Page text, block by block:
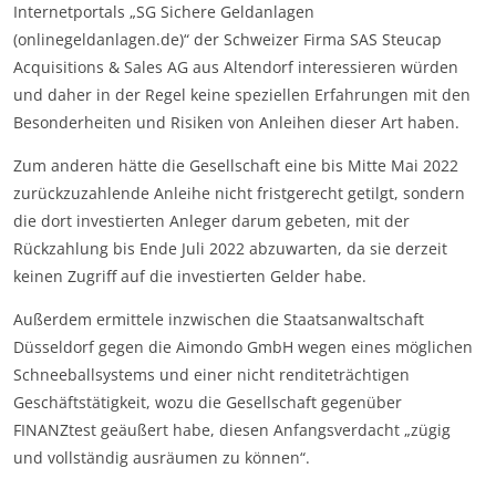
Internetportals „SG Sichere Geldanlagen
(onlinegeldanlagen.de)“ der Schweizer Firma SAS Steucap
Acquisitions & Sales AG aus Altendorf interessieren würden
und daher in der Regel keine speziellen Erfahrungen mit den
Besonderheiten und Risiken von Anleihen dieser Art haben.
Zum anderen hätte die Gesellschaft eine bis Mitte Mai 2022
zurückzuzahlende Anleihe nicht fristgerecht getilgt, sondern
die dort investierten Anleger darum gebeten, mit der
Rückzahlung bis Ende Juli 2022 abzuwarten, da sie derzeit
keinen Zugriff auf die investierten Gelder habe.
Außerdem ermittele inzwischen die Staatsanwaltschaft
Düsseldorf gegen die Aimondo GmbH wegen eines möglichen
Schneeballsystems und einer nicht renditeträchtigen
Geschäftstätigkeit, wozu die Gesellschaft gegenüber
FINANZtest geäußert habe, diesen Anfangsverdacht „zügig
und vollständig ausräumen zu können“.